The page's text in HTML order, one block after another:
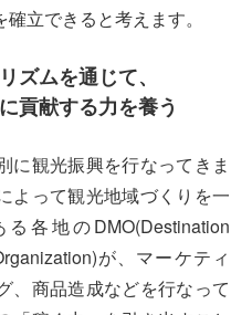
立できると考えます。
ズムを通じて、
貢献する力を養う
に観光振興を行なってきま
よって観光地域づくりを一
各地のDMO(Destination
が、マーケティ
、商品造成などを行なって